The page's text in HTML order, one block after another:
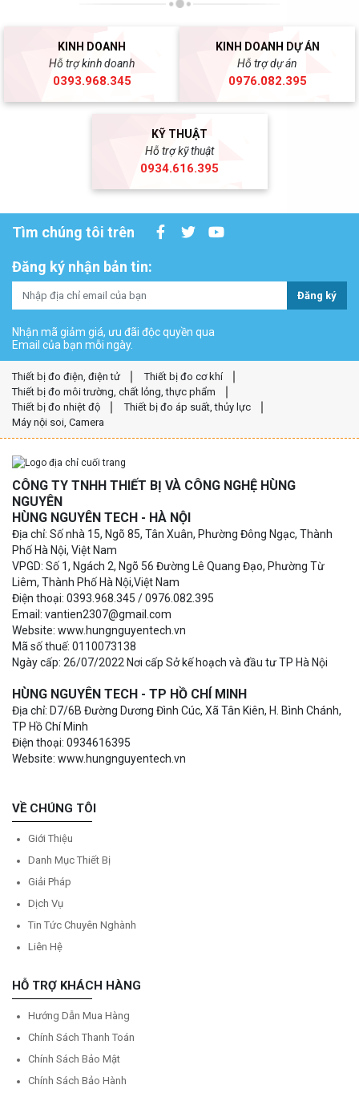
KINH DOANH
Hỗ trợ kinh doanh
0393.968.345
KINH DOANH DỰ ÁN
Hỗ trợ dự án
0976.082.395
KỸ THUẬT
Hỗ trợ kỹ thuật
0934.616.395
Tìm chúng tôi trên
Đăng ký nhận bản tin:
Đăng ký
Nhận mã giảm giá, ưu đãi độc quyền qua
Email của bạn mỗi ngày.
Thiết bị đo điện, điện tử
Thiết bị đo cơ khí
Thiết bị đo môi trường, chất lỏng, thực phẩm
Thiết bị đo nhiệt độ
Thiết bị đo áp suất, thủy lực
Máy nội soi, Camera
CÔNG TY TNHH THIẾT BỊ VÀ CÔNG NGHỆ HÙNG
NGUYÊN
HÙNG NGUYÊN TECH - HÀ NỘI
Địa chỉ: Số nhà 15, Ngõ 85, Tân Xuân, Phường Đông Ngạc, Thành
Phố Hà Nội, Việt Nam
VPGD: Số 1, Ngách 2, Ngõ 56 Đường Lê Quang Đạo, Phường Từ
Liêm, Thành Phố Hà Nội,Việt Nam
Điện thoại: 0393.968.345 / 0976.082.395
Email: vantien2307@gmail.com
Website: www.hungnguyentech.vn
Mã số thuế: 0110073138
Ngày cấp: 26/07/2022 Nơi cấp Sở kế hoạch và đầu tư TP Hà Nội
HÙNG NGUYÊN TECH - TP HỒ CHÍ MINH
Địa chỉ: D7/6B Đường Dương Đình Cúc, Xã Tân Kiên, H. Bình Chánh,
TP Hồ Chí Minh
Điện thoại: 0934616395
Website: www.hungnguyentech.vn
VỀ CHÚNG TÔI
Giới Thiệu
Danh Mục Thiết Bị
Giải Pháp
Dịch Vụ
Tin Tức Chuyên Nghành
Liên Hệ
HỖ TRỢ KHÁCH HÀNG
Hướng Dẫn Mua Hàng
Chính Sách Thanh Toán
Chính Sách Bảo Mật
Chính Sách Bảo Hành